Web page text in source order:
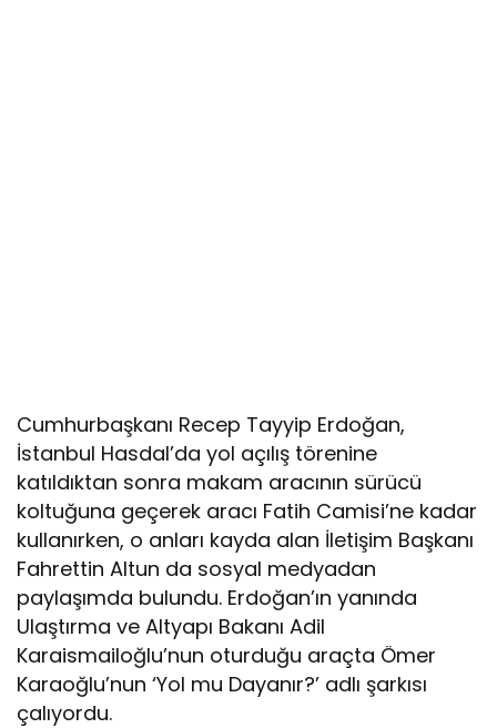
Cumhurbaşkanı Recep Tayyip Erdoğan,
İstanbul Hasdal’da yol açılış törenine
katıldıktan sonra makam aracının sürücü
koltuğuna geçerek aracı Fatih Camisi’ne kadar
kullanırken, o anları kayda alan İletişim Başkanı
Fahrettin Altun da sosyal medyadan
paylaşımda bulundu. Erdoğan’ın yanında
Ulaştırma ve Altyapı Bakanı Adil
Karaismailoğlu’nun oturduğu araçta Ömer
Karaoğlu’nun ‘Yol mu Dayanır?’ adlı şarkısı
çalıyordu.